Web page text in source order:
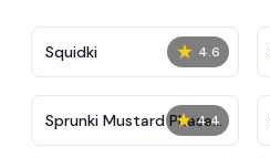
★ 4.6
Squidki
★ 4.4
Sprunki Mustard Phase
2